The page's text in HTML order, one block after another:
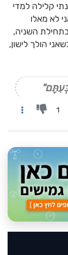
קלילה למדי
לא מאלו
השניה,
הולך לישון,
1